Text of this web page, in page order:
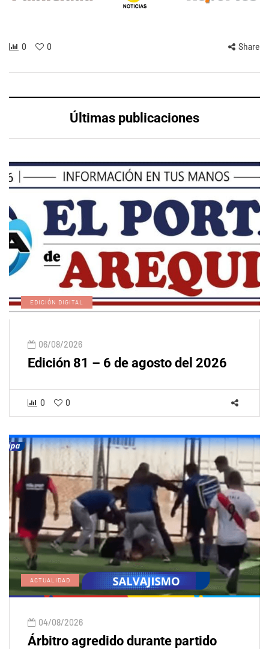
0 0 Share
Últimas publicaciones
EDICIÓN DIGITAL
06/08/2026
Edición 81 – 6 de agosto del 2026
0 0
ACTUALIDAD
04/08/2026
Árbitro agredido durante partido